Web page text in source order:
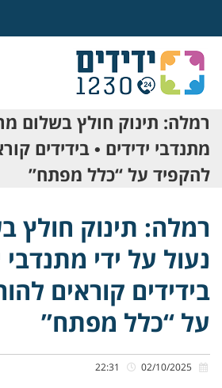
רמלה: תינוק חולץ בשלום
מתנדבי ידידים • בידידים
להקפיד על “כלל מפתח”
רמלה: תינוק חולץ
נעול על ידי מתנדבי
בידידים קוראים
על “כלל מפתח”